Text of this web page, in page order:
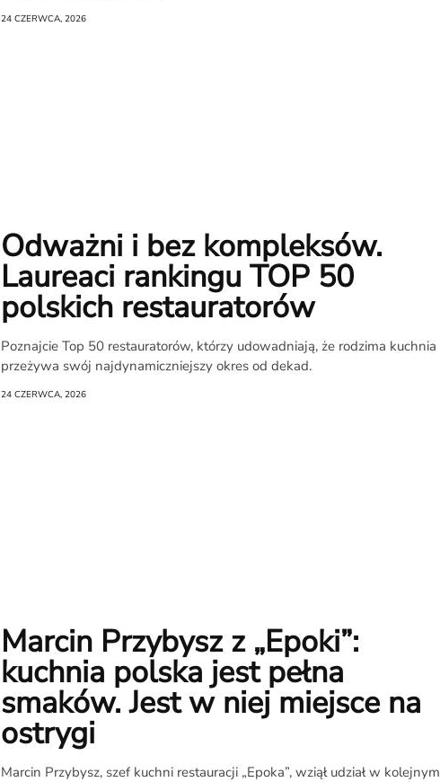
24 CZERWCA, 2026
Odważni i bez kompleksów.
Laureaci rankingu TOP 50
polskich restauratorów
Poznajcie Top 50 restauratorów, którzy udowadniają, że rodzima kuchnia
przeżywa swój najdynamiczniejszy okres od dekad.
24 CZERWCA, 2026
Marcin Przybysz z „Epoki”:
kuchnia polska jest pełna
smaków. Jest w niej miejsce na
ostrygi
Marcin Przybysz, szef kuchni restauracji „Epoka”, wziął udział w kolejnym